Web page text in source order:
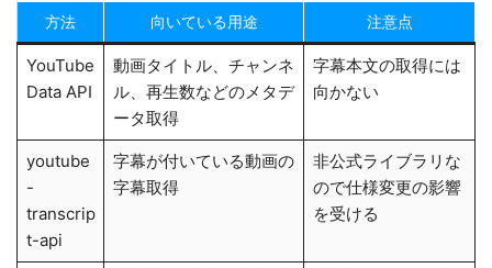
方法 向いている用途 注意点
YouTube
Data API
動画タイトル、チャンネ
ル、再生数などのメタデ
ータ取得
字幕本文の取得には
向かない
youtube
-
transcrip
t-api
字幕が付いている動画の
字幕取得
非公式ライブラリな
ので仕様変更の影響
を受ける